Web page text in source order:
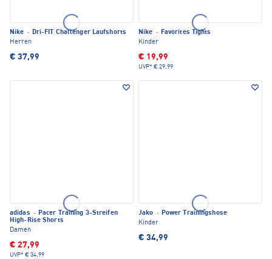
Nike · Dri-FIT Challenger Laufshorts
Herren
€ 37,99
Nike · Favorites Tights
Kinder
€ 19,99
UVP* € 29,99
adidas · Pacer Training 3-Streifen
High-Rise Shorts
Damen
€ 27,99
UVP* € 34,99
Jako · Power Trainingshose
Kinder
€ 34,99